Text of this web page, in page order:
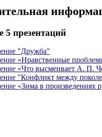
5 презентаций
"Дружба"
«Нравственные
«Что высмеивает А. П.
"Конфликт между
«Зима в произведениях